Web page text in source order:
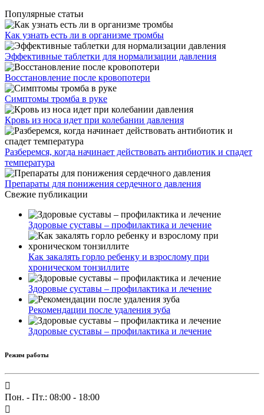
Популярные статьи
Как узнать есть ли в организме тромбы
Эффективные таблетки для нормализации давления
Восстановление после кровопотери
Симптомы тромба в руке
Кровь из носа идет при колебании давления
Разберемся, когда начинает действовать антибиотик и спадет
температура
Препараты для понижения сердечного давления
Свежие публикации
Здоровые суставы – профилактика и лечение
Как закалять горло ребенку и взрослому при
хроническом тонзиллите
Здоровые суставы – профилактика и лечение
Рекомендации после удаления зуба
Здоровые суставы – профилактика и лечение
Режим работы
Пон. - Пт.: 08:00 - 18:00